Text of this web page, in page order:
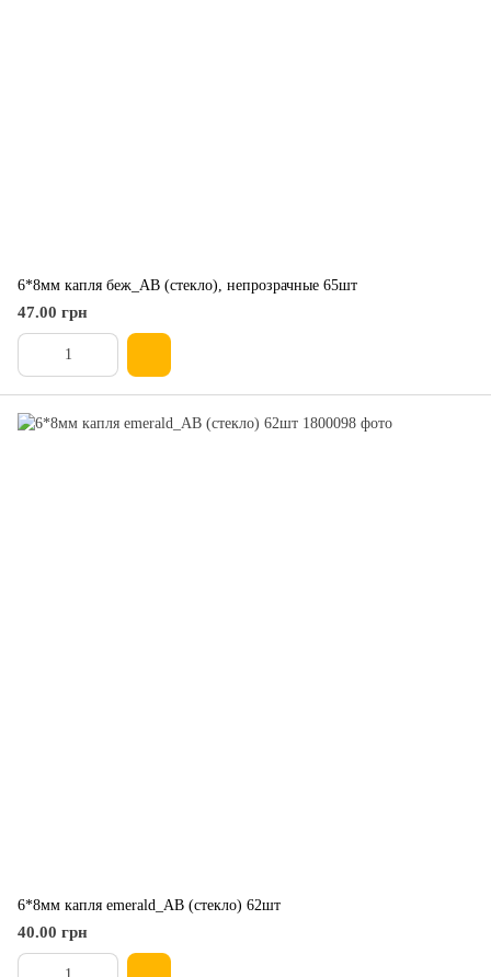
6*8мм капля беж_АВ (стекло), непрозрачные 65шт
47.00 грн
6*8мм капля emerald_АВ (стекло) 62шт
40.00 грн